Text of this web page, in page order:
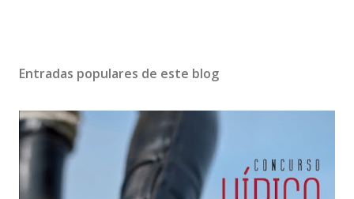
Entradas populares de este blog